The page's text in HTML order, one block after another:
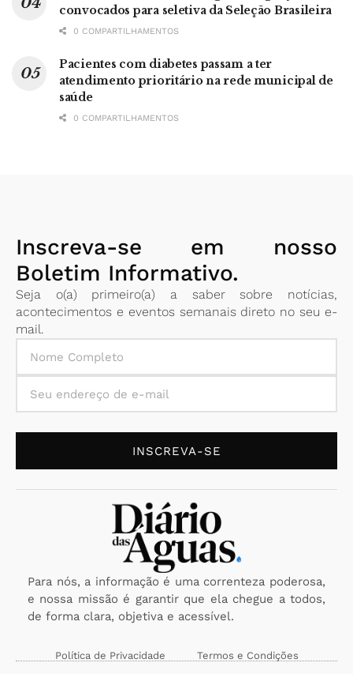
convocados para seletiva da Seleção Brasileira
0 COMPARTILHAMENTOS
Pacientes com diabetes passam a ter
atendimento prioritário na rede municipal de
saúde
0 COMPARTILHAMENTOS
Inscreva-se em nosso
Boletim Informativo.
Seja o(a) primeiro(a) a saber sobre notícias,
acontecimentos e eventos semanais direto no seu e-
mail.
INSCREVA-SE
Para nós, a informação é uma correnteza poderosa,
e nossa missão é garantir que ela chegue a todos,
de forma clara, objetiva e acessível.
Política de Privacidade Termos e Condições